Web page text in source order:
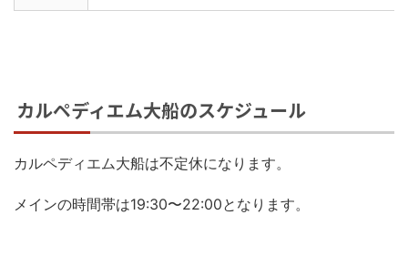
カルペディエム大船のスケジュール
カルペディエム大船は不定休になります。
メインの時間帯は19:30〜22:00となります。